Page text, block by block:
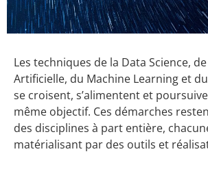
Les techniques de la Data Science,
Artificielle, du Machine Learning et
se croisent, s’alimentent et
même objectif. Ces démarches
des disciplines à part entière,
matérialisant par des outils et